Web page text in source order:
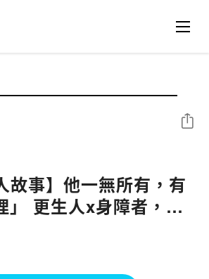
故事】他一無所有，有
」 更生人x身障者，石
讓身障者安身立命
分享